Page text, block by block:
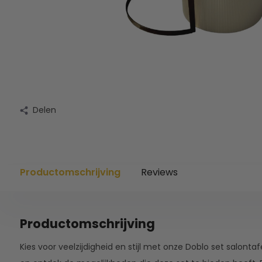
Delen
Productomschrijving Reviews
Productomschrijving
Kies voor veelzijdigheid en stijl met onze Doblo set